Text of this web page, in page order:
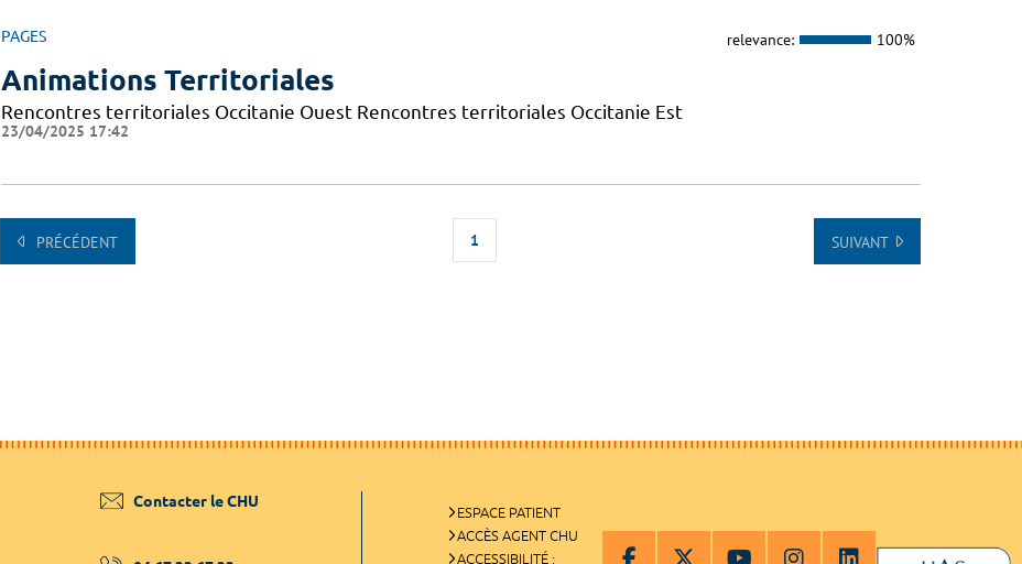
PAGES relevance: 100%
Animations Territoriales
Rencontres territoriales Occitanie Ouest Rencontres territoriales Occitanie Est
23/04/2025 17:42
PRÉCÉDENT 1 SUIVANT
Contacter le CHU
ESPACE PATIENT
ACCÈS AGENT CHU
ACCESSIBILITÉ :